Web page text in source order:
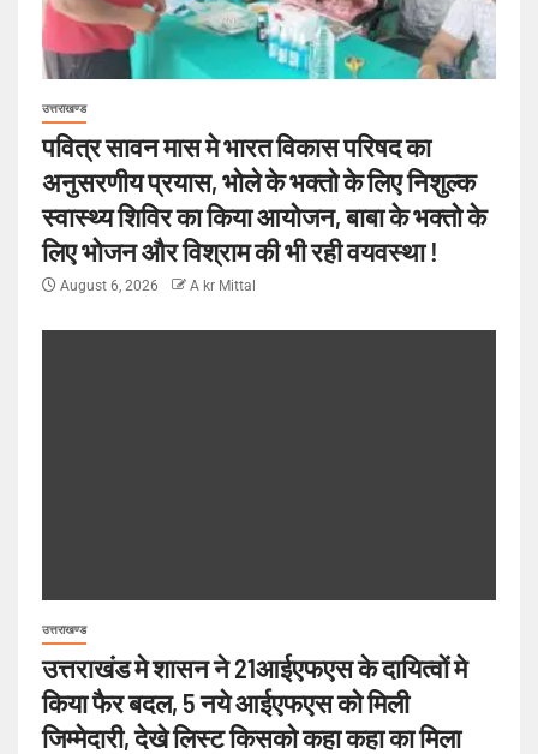
उत्तराखण्ड
पवित्र सावन मास मे भारत विकास परिषद का
अनुसरणीय प्रयास, भोले के भक्तो के लिए निशुल्क
स्वास्थ्य शिविर का किया आयोजन, बाबा के भक्तो के
लिए भोजन और विश्राम की भी रही वयवस्था !
August 6, 2026 A kr Mittal
उत्तराखण्ड
उत्तराखंड मे शासन ने 21आईएफएस के दायित्वों मे
किया फैर बदल, 5 नये आईएफएस को मिली
जिम्मेदारी, देखे लिस्ट किसको कहा कहा का मिला